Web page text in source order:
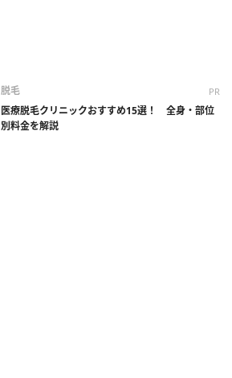
脱毛 PR
医療脱毛クリニックおすすめ15選！ 全身・部位
別料金を解説